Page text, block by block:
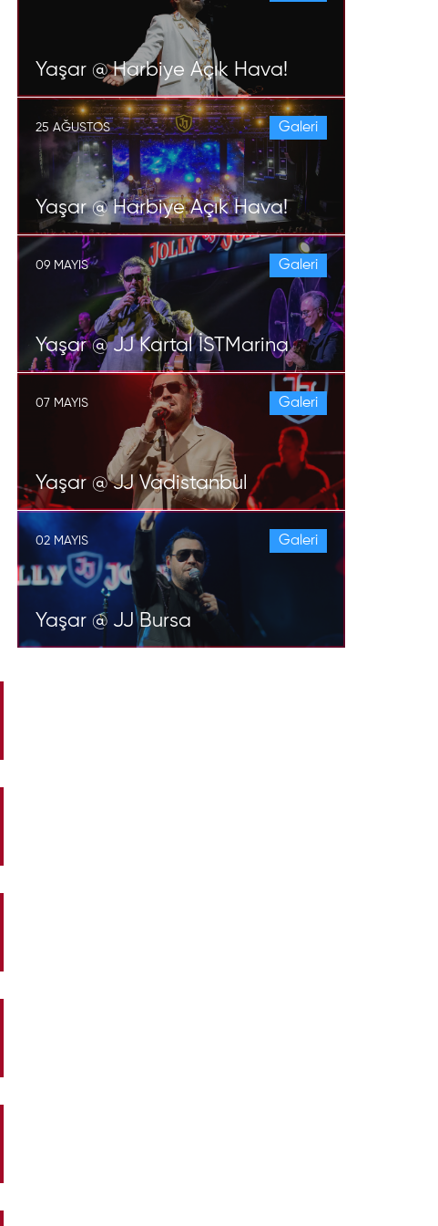
Yaşar @ Harbiye Açık Hava!
25 AĞUSTOS Galeri
Yaşar @ Harbiye Açık Hava!
09 MAYIS Galeri
Yaşar @ JJ Kartal İSTMarina
07 MAYIS Galeri
Yaşar @ JJ Vadistanbul
02 MAYIS Galeri
Yaşar @ JJ Bursa